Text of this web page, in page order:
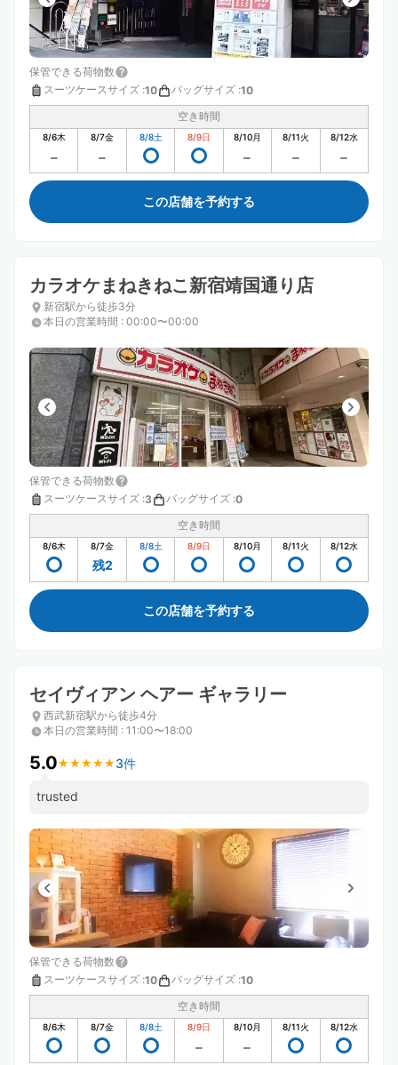
保管できる荷物数
スーツケースサイズ :10 バッグサイズ :10
空き時間
8/6木 8/7金 8/8土 8/9日 8/10月 8/11火 8/12水
この店舗を予約する
カラオケまねきねこ新宿靖国通り店
新宿駅から徒歩3分
本日の営業時間 : 00:00〜00:00
保管できる荷物数
スーツケースサイズ :3 バッグサイズ :0
空き時間
8/6木 8/7金
残2
8/8土 8/9日 8/10月 8/11火 8/12水
この店舗を予約する
セイヴィアン ヘアー ギャラリー
西武新宿駅から徒歩4分
本日の営業時間 : 11:00〜18:00
5.0★ ★ ★ ★ ★
★ ★ ★ ★ ★ 3件
trusted
保管できる荷物数
スーツケースサイズ :10 バッグサイズ :10
空き時間
8/6木 8/7金 8/8土 8/9日 8/10月 8/11火 8/12水